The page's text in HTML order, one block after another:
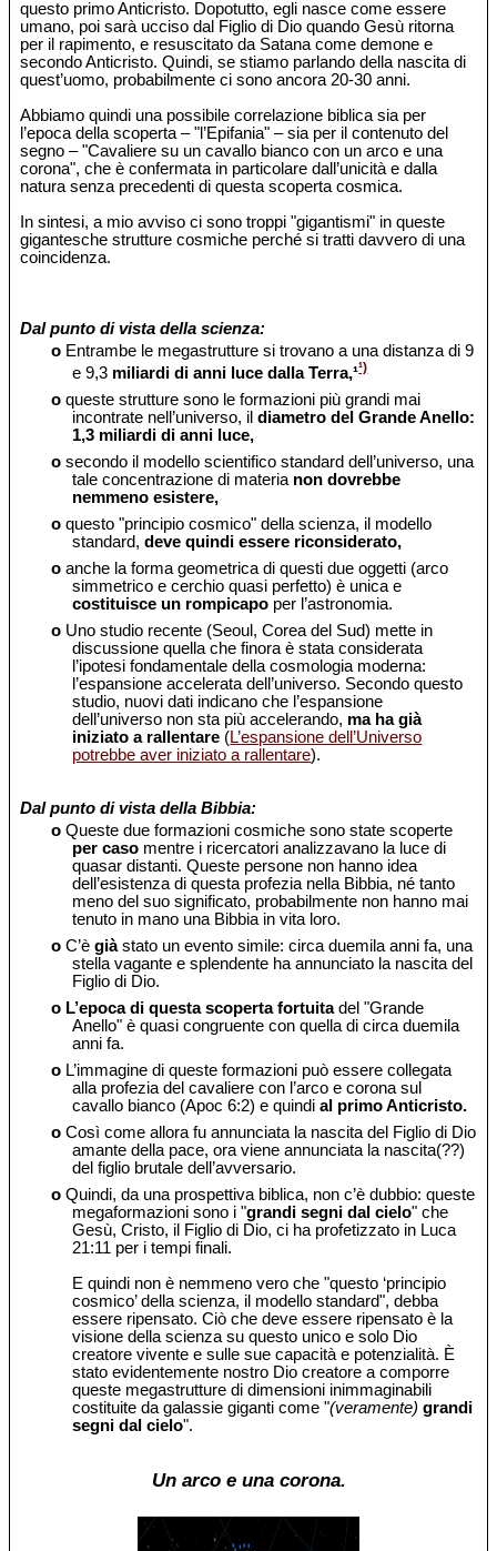
questo primo Anticristo. Dopotutto, egli nasce come essere
umano, poi sarà ucciso dal Figlio di Dio quando Gesù ritorna
per il rapimento, e resuscitato da Satana come demone e
secondo Anticristo. Quindi, se stiamo parlando della nascita di
quest’uomo, probabilmente ci sono ancora 20-30 anni.
Abbiamo quindi una possibile correlazione biblica sia per
l’epoca della scoperta – "l’Epifania" – sia per il contenuto del
segno – "Cavaliere su un cavallo bianco con un arco e una
corona", che è confermata in particolare dall’unicità e dalla
natura senza precedenti di questa scoperta cosmica.
In sintesi, a mio avviso ci sono troppi "gigantismi" in queste
gigantesche strutture cosmiche perché si tratti davvero di una
coincidenza.
Dal punto di vista della scienza:
o Entrambe le megastrutture si trovano a una distanza di 9
e 9,3 miliardi di anni luce dalla Terra,¹¹)
o queste strutture sono le formazioni più grandi mai
incontrate nell’universo, ildiametro del Grande Anello:
1,3 miliardi di anni luce,
o secondo il modello scientifico standard dell’universo, una
tale concentrazione di materia non dovrebbe
nemmeno esistere,
o questo "principio cosmico" della scienza, il modello
standard,deve quindi essere riconsiderato,
o anche la forma geometrica di questi due oggetti (arco
simmetrico e cerchio quasi perfetto) è unica e
costituisce un rompicapo per l’astronomia.
o Uno studio recente (Seoul, Corea del Sud) mette in
discussione quella che finora è stata considerata
l’ipotesi fondamentale della cosmologia moderna:
l’espansione accelerata dell’universo. Secondo questo
studio, nuovi dati indicano che l’espansione
dell’universo non sta più accelerando, ma ha già
iniziato a rallentare (L’espansione dell’Universo
potrebbe aver iniziato a rallentare).
Dal punto di vista della Bibbia:
o Queste due formazioni cosmiche sono state scoperte
per caso mentre i ricercatori analizzavano la luce di
quasar distanti. Queste persone non hanno idea
dell’esistenza di questa profezia nella Bibbia, né tanto
meno del suo significato, probabilmente non hanno mai
tenuto in mano una Bibbia in vita loro.
o C’ègiàstato un evento simile: circa duemila anni fa, una
stella vagante e splendente ha annunciato la nascita del
Figlio di Dio.
o L’epoca di questa scoperta fortuitadel "Grande
Anello" è quasi congruente con quella di circa duemila
anni fa.
o L’immagine di queste formazioni può essere collegata
alla profezia del cavaliere con l’arco e corona sul
cavallo bianco (Apoc 6:2) e quindial primo Anticristo.
o Così come allora fu annunciata la nascita del Figlio di Dio
amante della pace, ora viene annunciata la nascita(??)
del figlio brutale dell’avversario.
o Quindi, da una prospettiva biblica, non c’è dubbio: queste
megaformazioni sono i "grandi segni dal cielo" che
Gesù, Cristo, il Figlio di Dio, ci ha profetizzato in Luca
21:11 per i tempi finali.
E quindi non è nemmeno vero che "questo ‘principio
cosmico’ della scienza, il modello standard", debba
essere ripensato. Ciò che deve essere ripensato è la
visione della scienza su questo unico e solo Dio
creatore vivente e sulle sue capacità e potenzialità. È
stato evidentemente nostro Dio creatore a comporre
queste megastrutture di dimensioni inimmaginabili
costituite da galassie giganti come "(veramente)grandi
segni dal cielo".
Un arco e una corona.